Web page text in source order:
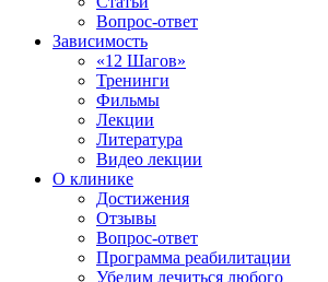
Вопрос-ответ
Зависимость
«12 Шагов»
Тренинги
Фильмы
Лекции
Литература
Видео лекции
О клинике
Достижения
Отзывы
Вопрос-ответ
Программа реабилитации
Убедим лечиться любого